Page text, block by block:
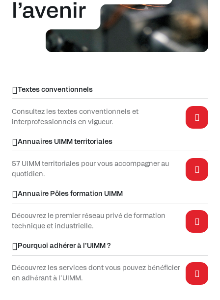
Textes conventionnels
Consultez les textes conventionnels et
interprofessionnels en vigueur.
Annuaires UIMM territoriales
57 UIMM territoriales pour vous accompagner au
quotidien.
Annuaire Pôles formation UIMM
Découvrez le premier réseau privé de formation
technique et industrielle.
Pourquoi adhérer à l’UIMM ?
Découvrez les services dont vous pouvez bénéficier
en adhérant à l’UIMM.